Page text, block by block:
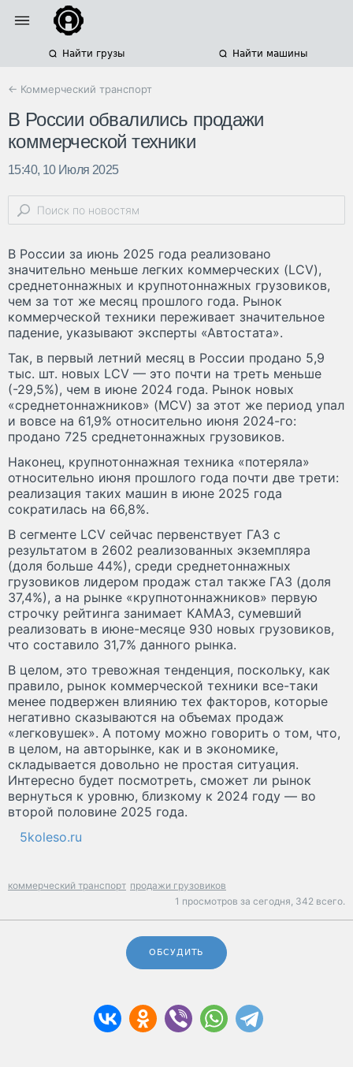
Найти грузы Найти машины
← Коммерческий транспорт
В России обвалились продажи
коммерческой техники
15:40, 10 Июля 2025
В России за июнь 2025 года реализовано
значительно меньше легких коммерческих (LCV),
среднетоннажных и крупнотоннажных грузовиков,
чем за тот же месяц прошлого года. Рынок
коммерческой техники переживает значительное
падение, указывают эксперты «Автостата».
Так, в первый летний месяц в России продано 5,9
тыс. шт. новых LCV — это почти на треть меньше
(-29,5%), чем в июне 2024 года. Рынок новых
«среднетоннажников» (MCV) за этот же период упал
и вовсе на 61,9% относительно июня 2024-го:
продано 725 среднетоннажных грузовиков.
Наконец, крупнотоннажная техника «потеряла»
относительно июня прошлого года почти две трети:
реализация таких машин в июне 2025 года
сократилась на 66,8%.
В сегменте LCV сейчас первенствует ГАЗ с
результатом в 2602 реализованных экземпляра
(доля больше 44%), среди среднетоннажных
грузовиков лидером продаж стал также ГАЗ (доля
37,4%), а на рынке «крупнотоннажников» первую
строчку рейтинга занимает КАМАЗ, сумевший
реализовать в июне-месяце 930 новых грузовиков,
что составило 31,7% данного рынка.
В целом, это тревожная тенденция, поскольку, как
правило, рынок коммерческой техники все-таки
менее подвержен влиянию тех факторов, которые
негативно сказываются на объемах продаж
«легковушек». А потому можно говорить о том, что,
в целом, на авторынке, как и в экономике,
складывается довольно не простая ситуация.
Интересно будет посмотреть, сможет ли рынок
вернуться к уровню, близкому к 2024 году — во
второй половине 2025 года.
5koleso.ru
коммерческий транспорт продажи грузовиков
1 просмотров за сегодня, 342 всего.
ОБСУДИТЬ